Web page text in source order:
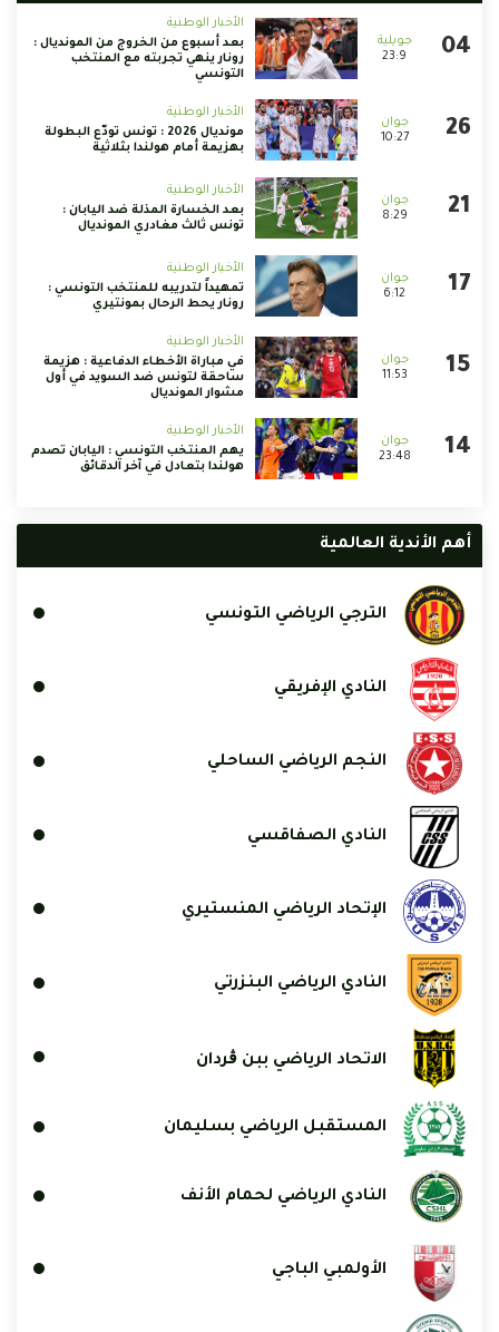
23:9
الأخبار الوطنية
بعد أسبوع من الخروج من المونديال :
رونار ينهي تجربته مع المنتخب
التونسي
10:27
الأخبار الوطنية
مونديال 2026 : تونس تودّع البطولة
بهزيمة أمام هولندا بثلاثية
8:29
الأخبار الوطنية
بعد الخسارة المذلة ضد اليابان :
تونس ثالث مغادري المونديال
6:12
الأخبار الوطنية
تمهيداً لتدريبه للمنتخب التونسي :
رونار يحط الرحال بمونتيري
11:53
الأخبار الوطنية
في مباراة الأخطاء الدفاعية : هزيمة
ساحقة لتونس ضد السويد في أول
مشوار المونديال
23:48
الأخبار الوطنية
يهم المنتخب التونسي : اليابان تصدم
هولندا بتعادل في آخر الدقائق
أهم الأندية العالمية
الترجي الرياضي التونسي
النادي الإفريقي
النجم الرياضي الساحلي
النادي الصفاقسي
الإتحاد الرياضي المنستيري
النادي الرياضي البنزرتي
الاتحاد الرياضي ببن ڨردان
المستقبل الرياضي بسليمان
النادي الرياضي لحمام الأنف
الأولمبي الباجي